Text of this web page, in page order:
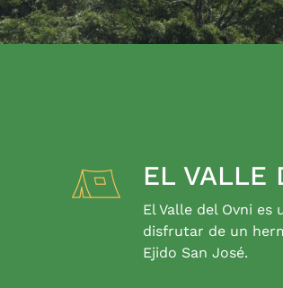
EL VALLE
El Valle del Ovni es
disfrutar de un
Ejido San José.